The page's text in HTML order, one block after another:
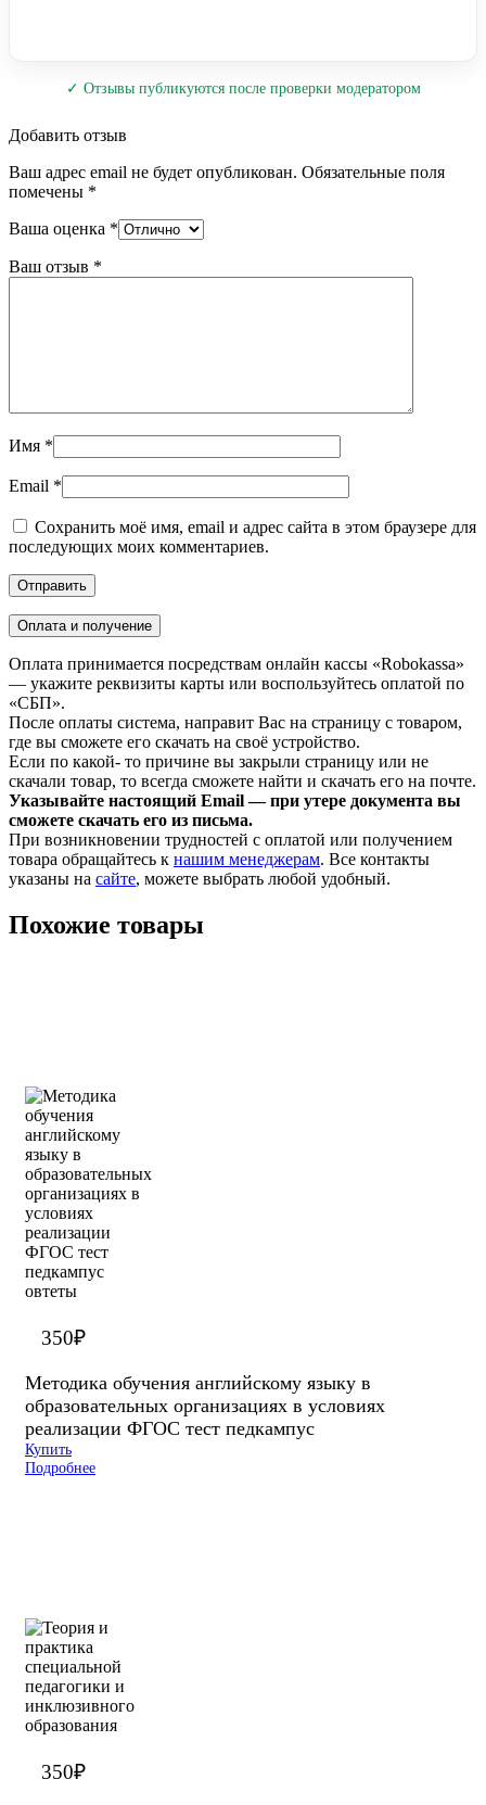
✓ Отзывы публикуются после проверки модератором
Добавить отзыв
Ваш адрес email не будет опубликован. Обязательные поля
помечены *
Ваша оценка *
Ваш отзыв *
Имя *
Email *
Сохранить моё имя, email и адрес сайта в этом браузере для
последующих моих комментариев.
Оплата и получение
Оплата принимается посредствам онлайн кассы «Robokassa»
— укажите реквизиты карты или воспользуйтесь оплатой по
«СБП».
После оплаты система, направит Вас на страницу с товаром,
где вы сможете его скачать на своё устройство.
Если по какой- то причине вы закрыли страницу или не
скачали товар, то всегда сможете найти и скачать его на почте.
Указывайте настоящий Email — при утере документа вы
сможете скачать его из письма.
При возникновении трудностей с оплатой или получением
товара обращайтесь к нашим менеджерам. Все контакты
указаны на сайте, можете выбрать любой удобный.
Похожие товары
350₽
Методика обучения английскому языку в
образовательных организациях в условиях
реализации ФГОС тест педкампус
Купить
Подробнее
350₽